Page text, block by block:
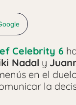
Celebrity 6
Nadal y
en el
la